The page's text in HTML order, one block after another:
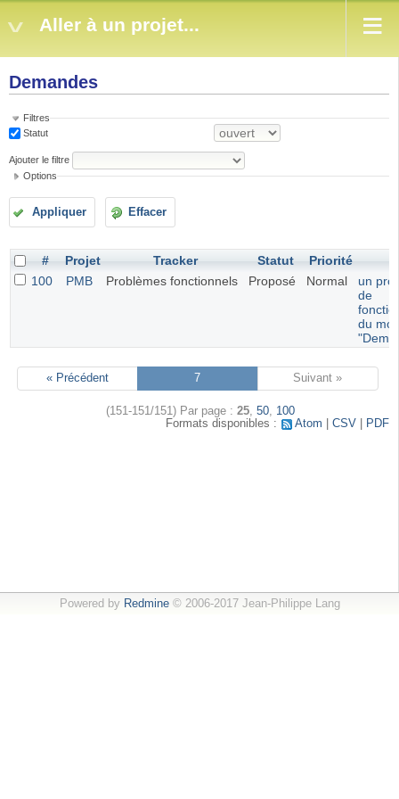
Aller à un projet...
Demandes
Filtres
Statut
Ajouter le filtre
Options
Appliquer Effacer
# Projet Tracker Statut Priorité
100
PMB Problèmes fonctionnels Proposé Normal
un
de
du
« Précédent 7 Suivant »
(151-151/151) Par page : 25, 50, 100
Formats disponibles :
Atom CSV PDF
Powered by Redmine© 2006-2017 Jean-Philippe Lang